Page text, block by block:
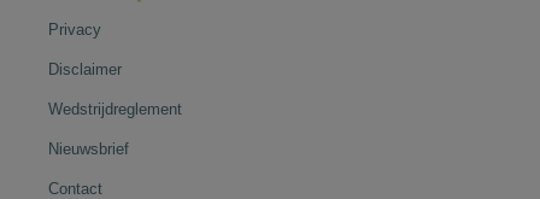
Privacy
Disclaimer
Wedstrijdreglement
Nieuwsbrief
Contact